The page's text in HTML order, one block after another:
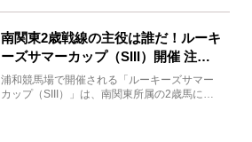
南関東2歳戦線の主役は誰だ！ルーキ
ーズサマーカップ（SIII）開催 注目
馬と見どころをチェック
浦和競馬場で開催される「ルーキーズサマー
カップ（SIII）」は、南関東所属の2歳馬によ